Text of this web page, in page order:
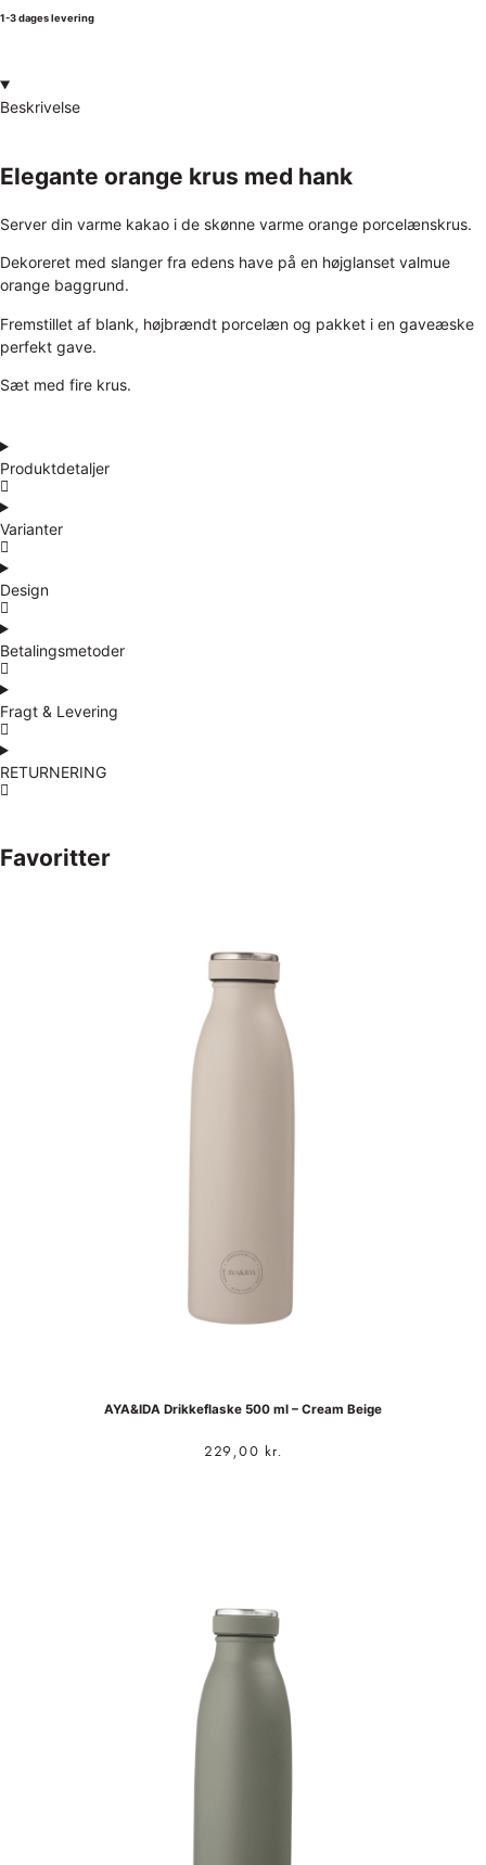
1-3 dages levering
Beskrivelse
Elegante orange krus med hank
Server din varme kakao i de skønne varme orange porcelænskrus.
Dekoreret med slanger fra edens have på en højglanset valmue
orange baggrund.
Fremstillet af blank, højbrændt porcelæn og pakket i en gaveæske
perfekt gave.
Sæt med fire krus.
Produktdetaljer
Varianter
Design
Betalingsmetoder
Fragt & Levering
RETURNERING
Favoritter
AYA&IDA Drikkeflaske 500 ml – Cream Beige
229,00 kr.